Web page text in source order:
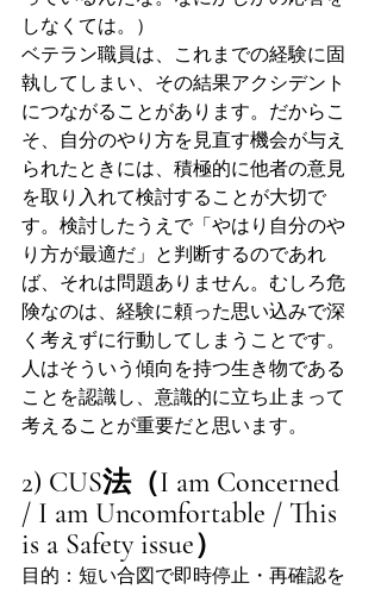
しなくては。）
ベテラン職員は、これまでの経験に固
執してしまい、その結果アクシデント
につながることがあります。だからこ
そ、自分のやり方を見直す機会が与え
られたときには、積極的に他者の意見
を取り入れて検討することが大切で
す。検討したうえで「やはり自分のや
り方が最適だ」と判断するのであれ
ば、それは問題ありません。むしろ危
険なのは、経験に頼った思い込みで深
く考えずに行動してしまうことです。
人はそういう傾向を持つ生き物である
ことを認識し、意識的に立ち止まって
考えることが重要だと思います。
2) CUS法（I am Concerned
/ I am Uncomfortable / This
is a Safety issue）
目的：短い合図で即時停止・再確認を